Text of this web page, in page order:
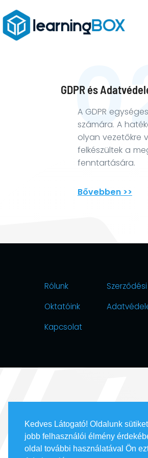
Tanfolyamok
Tanfolyamok
naptár
GDPR és
A GDPR
számára. A
olyan vezetőkre
felkészültek a
fenntartására.
Bővebben >>
Rólunk
Oktatóink
Kapcsolat
Kedves Látogató! Oldalunk
jobb felhasználói élmény
oldal további használatával Ön